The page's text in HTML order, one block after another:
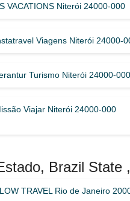
VACATIONS Niterói 24000-000
Viagens Niterói 24000-
Turismo Niterói 24000-000
Viajar Niterói 24000-000
Brazil State
TRAVEL Rio de Janeiro